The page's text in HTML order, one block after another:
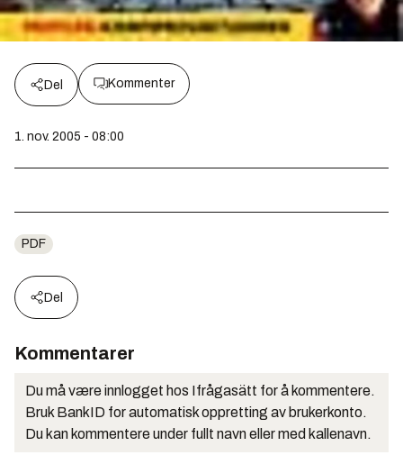
Del Kommenter
1. nov. 2005 - 08:00
PDF
Del
Kommentarer
Du må være innlogget hos Ifrågasätt for å kommentere.
Bruk BankID for automatisk oppretting av brukerkonto.
Du kan kommentere under fullt navn eller med kallenavn.